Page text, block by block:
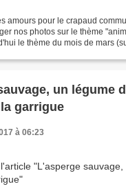
amours pour le crapaud
nos photos sur le thème
le thème du mois de mars
un légume
garrigue
à 06:23